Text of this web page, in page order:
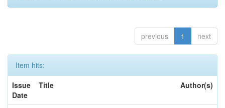
previous 1 next
Item hits:
Issue
Date
Title Author(s)